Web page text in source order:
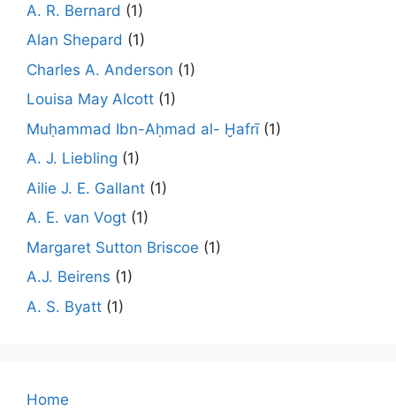
A. R. Bernard (1)
Alan Shepard (1)
Charles A. Anderson (1)
Louisa May Alcott (1)
Muḥammad Ibn-Aḥmad al- Ḫafrī(1)
A. J. Liebling (1)
Ailie J. E. Gallant (1)
A. E. van Vogt (1)
Margaret Sutton Briscoe (1)
A.J. Beirens (1)
A. S. Byatt (1)
Home